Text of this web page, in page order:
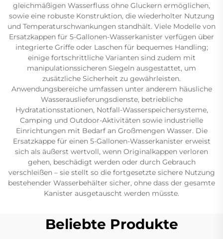
gleichmäßigen Wasserfluss ohne Gluckern ermöglichen,
sowie eine robuste Konstruktion, die wiederholter Nutzung
und Temperaturschwankungen standhält. Viele Modelle von
Ersatzkappen für 5-Gallonen-Wasserkanister verfügen über
integrierte Griffe oder Laschen für bequemes Handling;
einige fortschrittliche Varianten sind zudem mit
manipulationssicheren Siegeln ausgestattet, um
zusätzliche Sicherheit zu gewährleisten.
Anwendungsbereiche umfassen unter anderem häusliche
Wasserauslieferungsdienste, betriebliche
Hydratationsstationen, Notfall-Wasserspeichersysteme,
Camping und Outdoor-Aktivitäten sowie industrielle
Einrichtungen mit Bedarf an Großmengen Wasser. Die
Ersatzkappe für einen 5-Gallonen-Wasserkanister erweist
sich als äußerst wertvoll, wenn Originalkappen verloren
gehen, beschädigt werden oder durch Gebrauch
verschleißen – sie stellt so die fortgesetzte sichere Nutzung
bestehender Wasserbehälter sicher, ohne dass der gesamte
Kanister ausgetauscht werden müsste.
Beliebte Produkte